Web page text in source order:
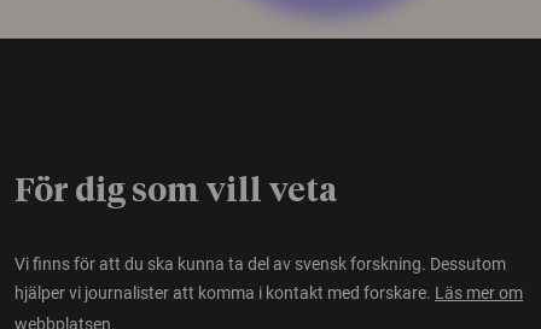
För dig som vill veta
Vi finns för att du ska kunna ta del av svensk forskning. Dessutom
hjälper vi journalister att komma i kontakt med forskare. Läs mer om
webbplatsen.